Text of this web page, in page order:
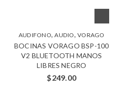
AUDIFONO,AUDIO,VORAGO
BOCINAS VORAGO BSP-100
V2 BLUETOOTH MANOS
LIBRES NEGRO
$249.00